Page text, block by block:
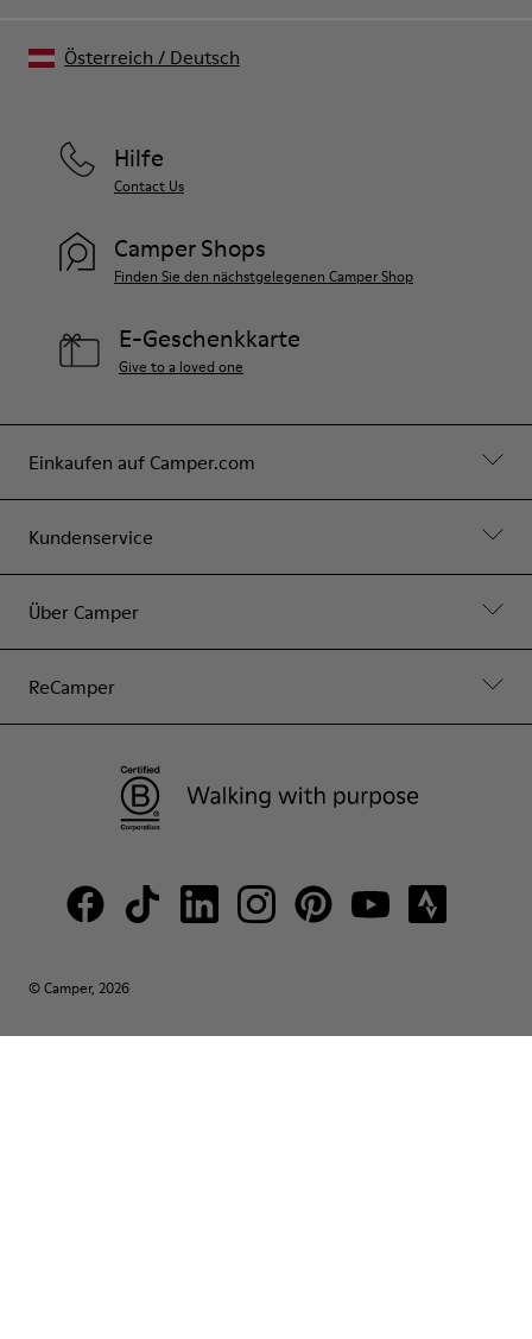
Einkaufen auf Camper.com
Kundenservice
Über Camper
ReCamper
Hilfe
Contact Us
Camper Shops
Finden Sie den nächstgelegenen Camper Shop
E-Geschenkkarte
Give to a loved one
© Camper, 2026
Österreich / Deutsch